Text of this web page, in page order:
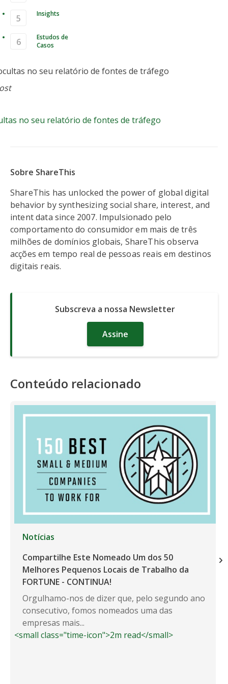
Insights
Estudos de
Casos
no seu relatório de fontes de tráfego
Sobre ShareThis
ShareThis has unlocked the power of global digital
behavior by synthesizing social share, interest, and
intent data since 2007. Impulsionado pelo
comportamento do consumidor em mais de três
milhões de domínios globais, ShareThis observa
acções em tempo real de pessoas reais em destinos
digitais reais.
Subscreva a nossa Newsletter
Assine
Conteúdo relacionado
Notícias
Compartilhe Este Nomeado Um dos 50
Melhores Pequenos Locais de Trabalho da
FORTUNE - CONTINUA!
Orgulhamo-nos de dizer que, pelo segundo ano
consecutivo, fomos nomeados uma das
empresas mais...
<small class="time-icon">2m read</small>